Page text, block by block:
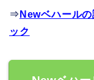
⇒ Newベハール
ック